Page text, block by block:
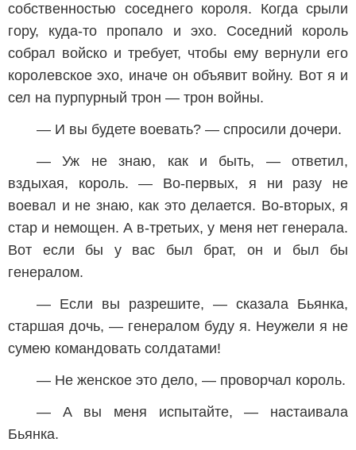
собственностью соседнего короля. Когда срыли
гору, куда-то пропало и эхо. Соседний король
собрал войско и требует, чтобы ему вернули его
королевское эхо, иначе он объявит войну. Вот я и
сел на пурпурный трон — трон войны.
— И вы будете воевать? — спросили дочери.
— Уж не знаю, как и быть, — ответил,
вздыхая, король. — Во-первых, я ни разу не
воевал и не знаю, как это делается. Во-вторых, я
стар и немощен. А в-третьих, у меня нет генерала.
Вот если бы у вас был брат, он и был бы
генералом.
— Если вы разрешите, — сказала Бьянка,
старшая дочь, — генералом буду я. Неужели я не
сумею командовать солдатами!
— Не женское это дело, — проворчал король.
— А вы меня испытайте, — настаивала
Бьянка.